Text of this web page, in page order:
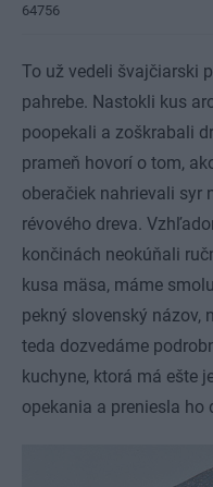
64756
To už vedeli švajčiarski
pahrebe. Nastokli kus
poopekali a zoškrabali
prameň hovorí o tom,
oberačiek nahrievali syr
révového dreva.
končinách neokúňali
kusa mäsa, máme
pekný slovenský názov,
teda dozvedáme
kuchyne, ktorá má ešte
opekania a preniesla ho